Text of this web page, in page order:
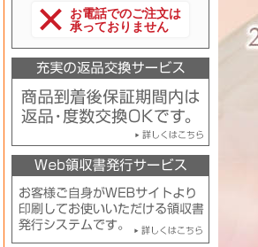
お電話でのご注文は
承っておりません